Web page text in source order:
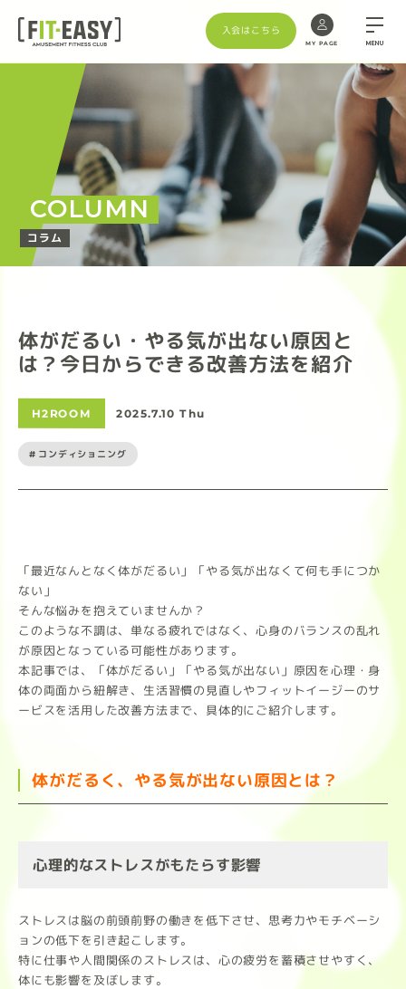
入会はこちら
MY PAGE MENU
COLUMN
コラム
体がだるい・やる気が出ない原因と
は？今日からできる改善方法を紹介
H2ROOM 2025.7.10 Thu
#コンディショニング
「最近なんとなく体がだるい」「やる気が出なくて何も手につか
ない」
そんな悩みを抱えていませんか？
このような不調は、単なる疲れではなく、心身のバランスの乱れ
が原因となっている可能性があります。
本記事では、「体がだるい」「やる気が出ない」原因を心理・身
体の両面から紐解き、生活習慣の見直しやフィットイージーのサ
ービスを活用した改善方法まで、具体的にご紹介します。
体がだるく、やる気が出ない原因とは？
心理的なストレスがもたらす影響
ストレスは脳の前頭前野の働きを低下させ、思考力やモチベーシ
ョンの低下を引き起こします。
特に仕事や人間関係のストレスは、心の疲労を蓄積させやすく、
体にも影響を及ぼします。